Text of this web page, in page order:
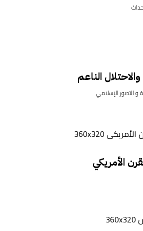
الناعم
و التصور الإسلامي
الأمريكي